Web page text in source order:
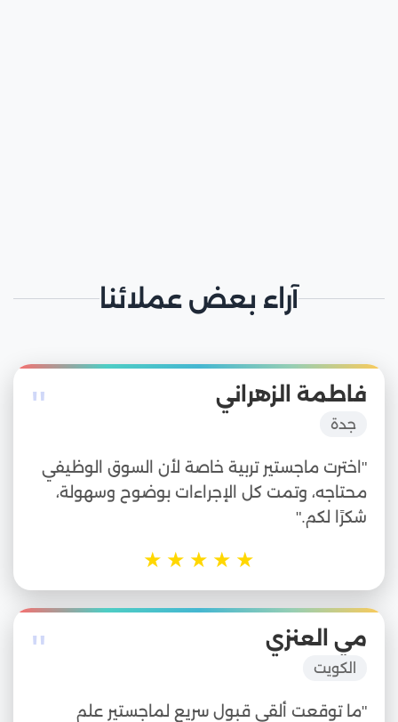
آراء بعض عملائنا
" فاطمة الزهراني
جدة
"اخترت ماجستير تربية خاصة لأن السوق الوظيفي
محتاجه، وتمت كل الإجراءات بوضوح وسهولة،
شكرًا لكم."
★
★
★
★
★
" مي العنزي
الكويت
"ما توقعت ألقى قبول سريع لماجستير علم